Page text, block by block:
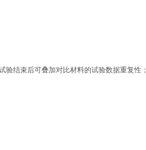
结束后可叠加对比材料的试验数据重复性；